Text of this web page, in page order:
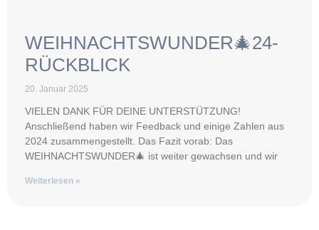
WEIHNACHTSWUNDER🎄24-
RÜCKBLICK
20. Januar 2025
VIELEN DANK FÜR DEINE UNTERSTÜTZUNG!
Anschließend haben wir Feedback und einige Zahlen aus
2024 zusammengestellt. Das Fazit vorab: Das
WEIHNACHTSWUNDER🎄 ist weiter gewachsen und wir
Weiterlesen »